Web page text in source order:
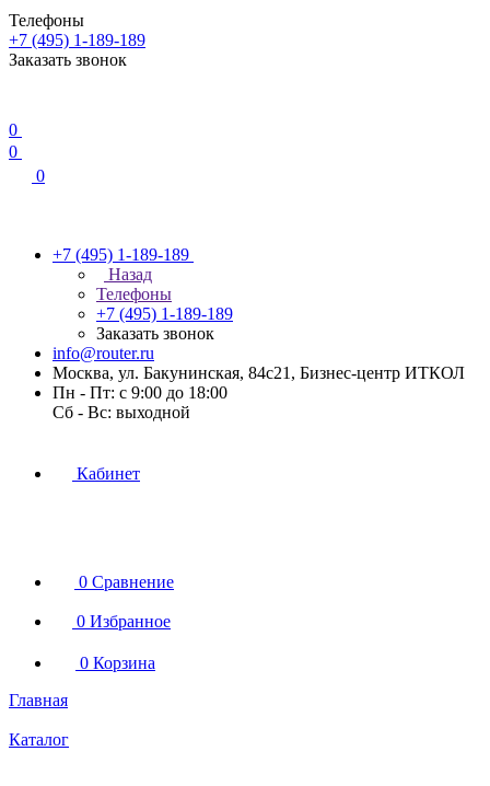
Телефоны
+7 (495) 1-189-189
Заказать звонок
0
0
0
+7 (495) 1-189-189
Назад
Телефоны
+7 (495) 1-189-189
Заказать звонок
info@router.ru
Москва, ул. Бакунинская, 84с21, Бизнес-центр ИТКОЛ
Пн - Пт: с 9:00 до 18:00
Cб - Вс: выходной
Кабинет
0 Сравнение
0 Избранное
0 Корзина
Главная
Каталог